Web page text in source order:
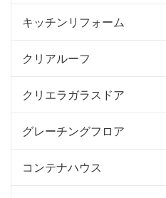
キッチンリフォーム
クリアルーフ
クリエラガラスドア
グレーチングフロア
コンテナハウス